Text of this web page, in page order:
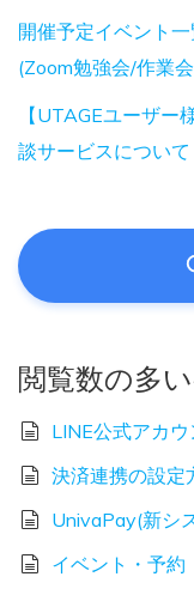
開催予定イベント一
(Zoom勉強会/作業
【UTAGEユーザ
談サービスについて
閲覧数の多
LINE公式アカ
決済連携の設定
UnivaPay(新シ
イベント・予約